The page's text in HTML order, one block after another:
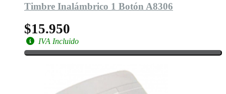
Timbre Inalámbrico 1 Botón A8306
$15.950
IVA Incluido